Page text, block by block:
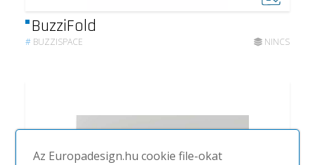
BuzziFold
# BUZZISPACE NINCS
Az Europadesign.hu cookie file-okat